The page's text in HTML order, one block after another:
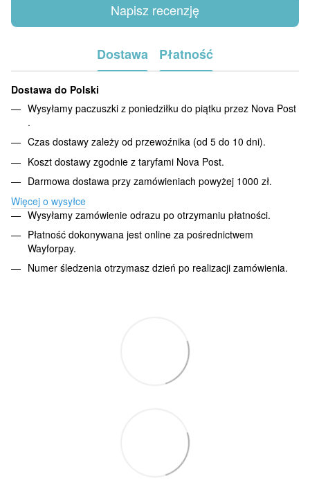
Napisz recenzję
Dostawa Płatność
Dostawa do Polski
Wysyłamy paczuszki z poniedziłku do piątku przez Nova Post
.
Czas dostawy zależy od przewoźnika (od 5 do 10 dni).
Koszt dostawy zgodnie z taryfami Nova Post.
Darmowa dostawa przy zamówieniach powyżej 1000 zł.
Więcej o wysyłce
Wysyłamy zamówienie odrazu po otrzymaniu płatności.
Płatność dokonywana jest online za pośrednictwem
Wayforpay.
Numer śledzenia otrzymasz dzień po realizacji zamówienia.